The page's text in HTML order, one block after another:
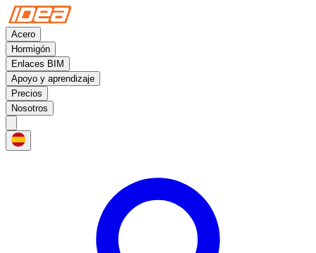
Acero
Hormigón
Enlaces BIM
Apoyo y aprendizaje
Precios
Nosotros